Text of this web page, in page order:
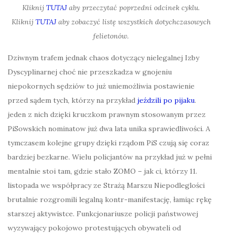
Kliknij TUTAJ aby przeczytać poprzedni odcinek cyklu.
Kliknij TUTAJaby zobaczyć listę wszystkich dotychczasowych
felietonów.
Dziwnym trafem jednak chaos dotyczący nielegalnej Izby
Dyscyplinarnej choć nie przeszkadza w gnojeniu
niepokornych sędziów to już uniemożliwia postawienie
przed sądem tych, którzy na przykład jeździli po pijaku.
jeden z nich dzięki kruczkom prawnym stosowanym przez
PiSowskich nominatow już dwa lata unika sprawiedliwości. A
tymczasem kolejne grupy dzięki rządom PiS czują się coraz
bardziej bezkarne. Wielu policjantów na przykład już w pełni
mentalnie stoi tam, gdzie stało ZOMO – jak ci, którzy 11.
listopada we współpracy ze Strażą Marszu Niepodleglości
brutalnie rozgromili legalną kontr-manifestację, łamiąc rękę
starszej aktywistce. Funkcjonariusze policji państwowej
wyzywający pokojowo protestujących obywateli od